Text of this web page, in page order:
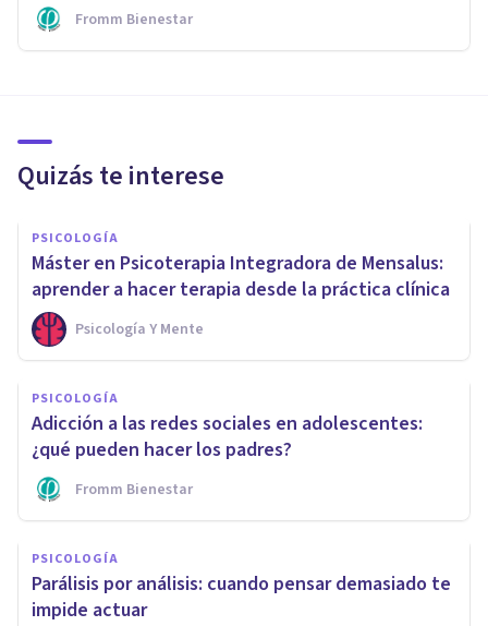
Fromm Bienestar
Quizás te interese
PSICOLOGÍA
Máster en Psicoterapia Integradora de Mensalus:
aprender a hacer terapia desde la práctica clínica
Psicología Y Mente
PSICOLOGÍA
Adicción a las redes sociales en adolescentes:
¿qué pueden hacer los padres?
Fromm Bienestar
PSICOLOGÍA
Parálisis por análisis: cuando pensar demasiado te
impide actuar